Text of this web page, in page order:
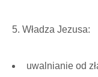
5. Władza Jezusa:
uwalnianie od